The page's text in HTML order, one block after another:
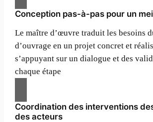
Conception pas-à-pas pour un
Le maître d’œuvre traduit les besoins
d’ouvrage en un projet concret et
s’appuyant sur un dialogue et des
chaque étape
Coordination des interventions
des acteurs